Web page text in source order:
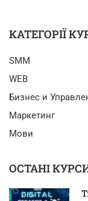
КАТЕГОРІЇ
SMM
WEB
Бизнес и
Маркетинг
Мови
ОСТАНІ